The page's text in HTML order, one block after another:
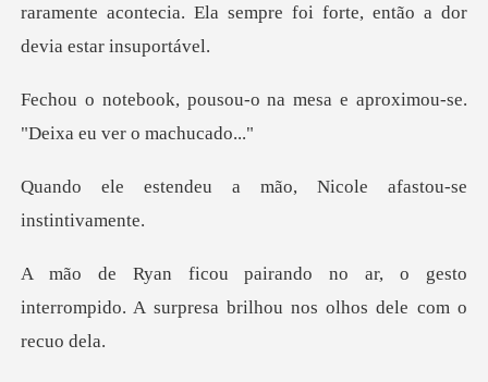
raramente acontec
na mesa e aproximou-se.
"D
a mão, Nicole afasto
o gesto
interrompido. A surpresa bri